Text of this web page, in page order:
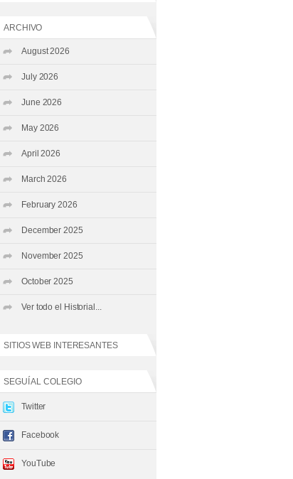
ARCHIVO
August 2026
July 2026
June 2026
May 2026
April 2026
March 2026
February 2026
December 2025
November 2025
October 2025
Ver todo el Historial...
SITIOS WEB INTERESANTES
SEGUÍ AL COLEGIO
Twitter
Facebook
YouTube